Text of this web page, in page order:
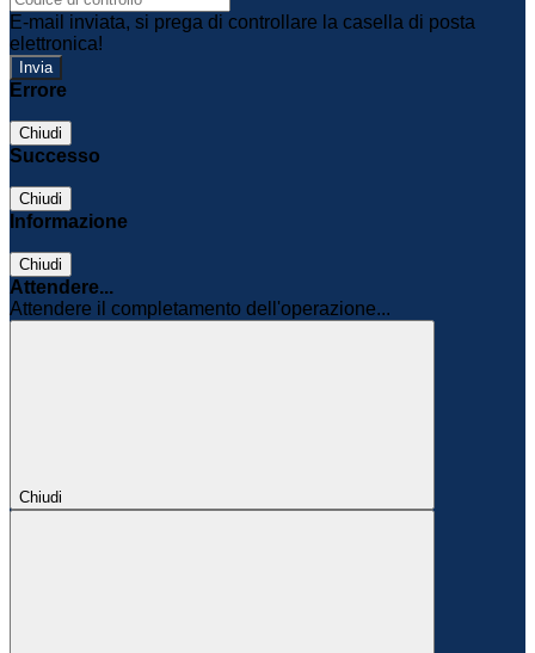
E-mail inviata, si prega di controllare la casella di posta
elettronica!
Errore
Chiudi
Successo
Chiudi
Informazione
Chiudi
Attendere...
Attendere il completamento dell'operazione...
Chiudi